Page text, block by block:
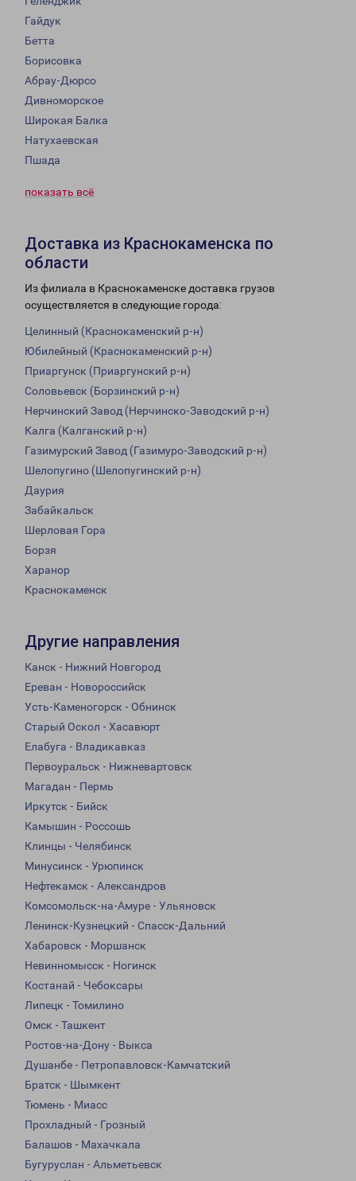
Гайдук
Бетта
Борисовка
Абрау-Дюрсо
Дивноморское
Широкая Балка
Натухаевская
Пшада
показать всё
Доставка из Краснокаменска по
области
Из филиала в Краснокаменске доставка грузов
осуществляется в следующие города:
Целинный (Краснокаменский р-н)
Юбилейный (Краснокаменский р-н)
Приаргунск (Приаргунский р-н)
Соловьевск (Борзинский р-н)
Нерчинский Завод (Нерчинско-Заводский р-н)
Калга (Калганский р-н)
Газимурский Завод (Газимуро-Заводский р-н)
Шелопугино (Шелопугинский р-н)
Даурия
Забайкальск
Шерловая Гора
Борзя
Харанор
Краснокаменск
Другие направления
Канск - Нижний Новгород
Ереван - Новороссийск
Усть-Каменогорск - Обнинск
Старый Оскол - Хасавюрт
Елабуга - Владикавказ
Первоуральск - Нижневартовск
Магадан - Пермь
Иркутск - Бийск
Камышин - Россошь
Клинцы - Челябинск
Минусинск - Урюпинск
Нефтекамск - Александров
Комсомольск-на-Амуре - Ульяновск
Ленинск-Кузнецкий - Спасск-Дальний
Хабаровск - Моршанск
Невинномысск - Ногинск
Костанай - Чебоксары
Липецк - Томилино
Омск - Ташкент
Ростов-на-Дону - Выкса
Душанбе - Петропавловск-Камчатский
Братск - Шымкент
Тюмень - Миасс
Прохладный - Грозный
Балашов - Махачкала
Бугуруслан - Альметьевск